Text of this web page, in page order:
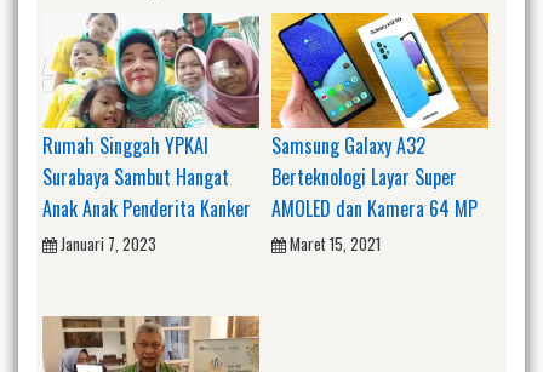
Rumah Singgah YPKAI
Surabaya Sambut Hangat
Anak Anak Penderita Kanker
Januari 7, 2023
Samsung Galaxy A32
Berteknologi Layar Super
AMOLED dan Kamera 64 MP
Maret 15, 2021